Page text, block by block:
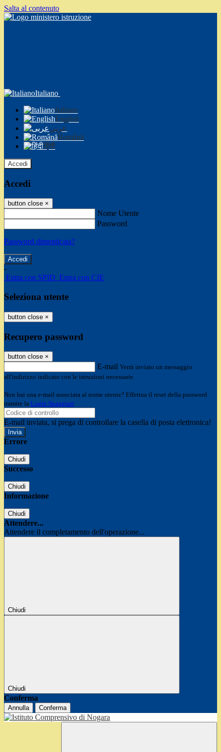
Salta al contenuto
Italiano
Italiano
English
عربى
Română
हिंदी
Accedi
Accedi
button close ×
Nome Utente
Password
Password dimenticata?
-
Entra con SPID Entra con CIE
Seleziona utente
button close ×
Recupero password
button close ×
E-mail Verrà inviato un messaggio
all'indirizzo indicato con le istruzioni necessarie.
Non hai una e-mail associata al nome utente? Effettua il reset della password
tramite la Login Spaggiari
E-mail inviata, si prega di controllare la casella di posta elettronica!
Errore
Chiudi
Successo
Chiudi
Informazione
Chiudi
Attendere...
Attendere il completamento dell'operazione...
Chiudi
Chiudi
Conferma
Annulla Conferma